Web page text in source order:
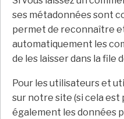
ses métadonnées sont
permet de reconnaître
automatiquement les
de les laisser dans la file
Pour les utilisateurs et
sur notre site (si cela est
également les données